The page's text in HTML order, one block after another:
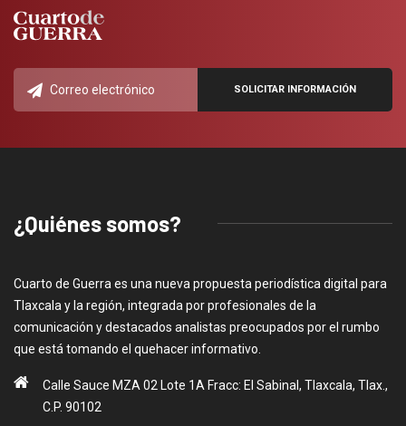
¿Quiénes somos?
Cuarto de Guerra es una nueva propuesta periodística digital para
Tlaxcala y la región, integrada por profesionales de la
comunicación y destacados analistas preocupados por el rumbo
que está tomando el quehacer informativo.
Calle Sauce MZA 02 Lote 1A Fracc: El Sabinal, Tlaxcala, Tlax.,
C.P. 90102